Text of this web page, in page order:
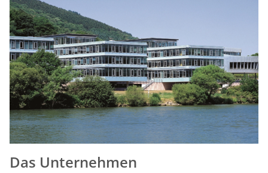
Das Unternehmen